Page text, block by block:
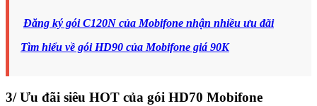
Đăng ký gói C120N của Mobifone nhận nhiều ưu đãi
Tìm hiểu về gói HD90 của Mobifone giá 90K
3/ Ưu đãi siêu HOT của gói HD70 Mobifone